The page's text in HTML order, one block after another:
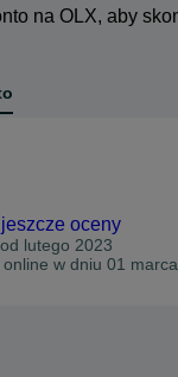
na OLX, aby
oceny
lutego 2023
w dniu 01